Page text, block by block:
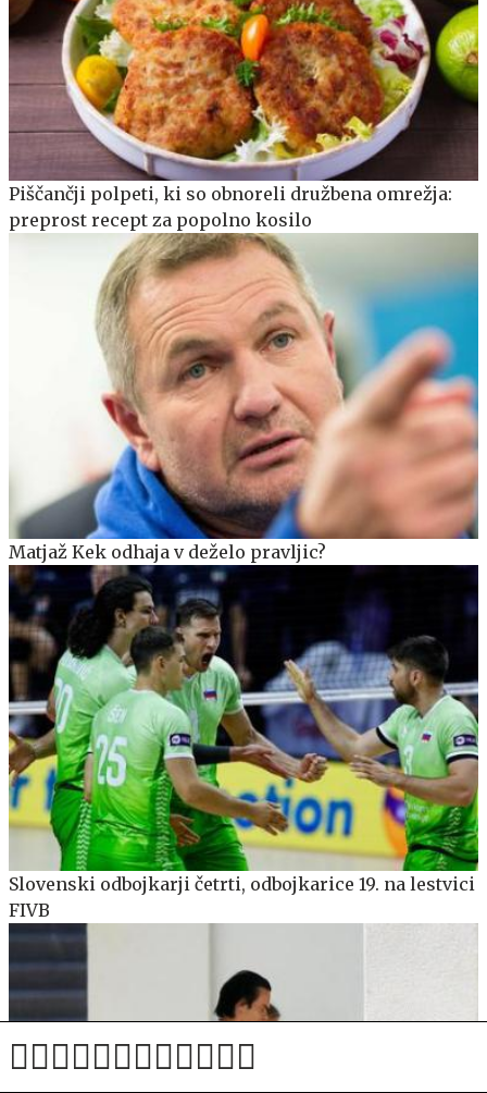
Piščančji polpeti, ki so obnoreli družbena omrežja:
preprost recept za popolno kosilo
Matjaž Kek odhaja v deželo pravljic?
Slovenski odbojkarji četrti, odbojkarice 19. na lestvici
FIVB